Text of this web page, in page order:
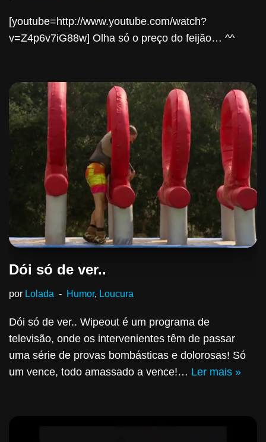
[youtube=http://www.youtube.com/watch?
v=Z4p6v7iG88w] Olha só o preço do feijão… ^^
Dói só de ver..
por Lolada Humor, Loucura
Dói só de ver.. Wipeout é um programa de
televisão, onde os intervenientes têm de passar
uma série de provas bombásticas e dolorosas! Só
um vence, todo amassado a vence!… Ler mais »